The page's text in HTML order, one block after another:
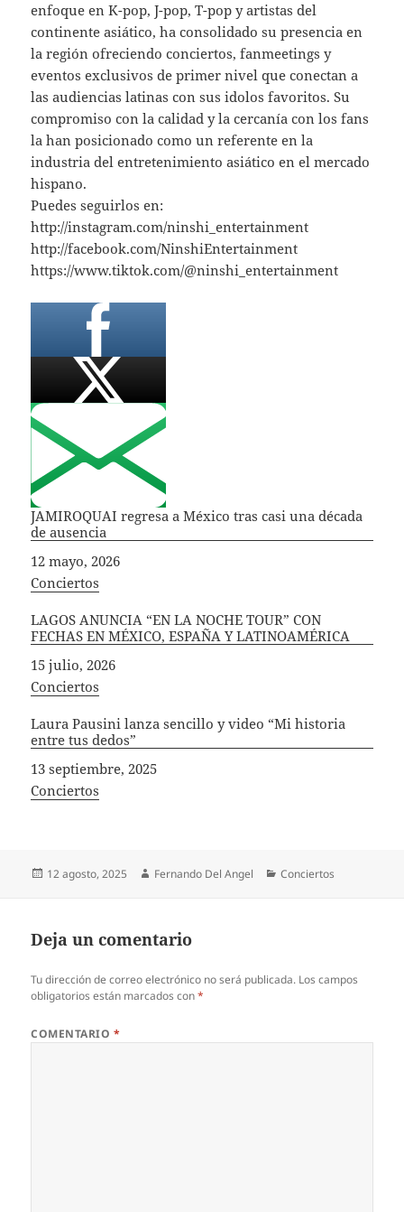
enfoque en K-pop, J-pop, T-pop y artistas del
continente asiático, ha consolidado su presencia en
la región ofreciendo conciertos, fanmeetings y
eventos exclusivos de primer nivel que conectan a
las audiencias latinas con sus idolos favoritos. Su
compromiso con la calidad y la cercanía con los fans
la han posicionado como un referente en la
industria del entretenimiento asiático en el mercado
hispano.
Puedes seguirlos en:
http://instagram.com/ninshi_entertainment
http://facebook.com/NinshiEntertainment
https://www.tiktok.com/@ninshi_entertainment
JAMIROQUAI regresa a México tras casi una década
de ausencia
Fecha
12 mayo, 2026
In relation to
Conciertos
LAGOS ANUNCIA “EN LA NOCHE TOUR” CON
FECHAS EN MÉXICO, ESPAÑA Y LATINOAMÉRICA
Fecha
15 julio, 2026
In relation to
Conciertos
Laura Pausini lanza sencillo y video “Mi historia
entre tus dedos”
Fecha
13 septiembre, 2025
In relation to
Conciertos
Publicado
12 agosto, 2025 Autor
Fernando Del Angel Categorías
Conciertos
Deja un comentario
Tu dirección de correo electrónico no será publicada. Los campos
obligatorios están marcados con*
COMENTARIO *